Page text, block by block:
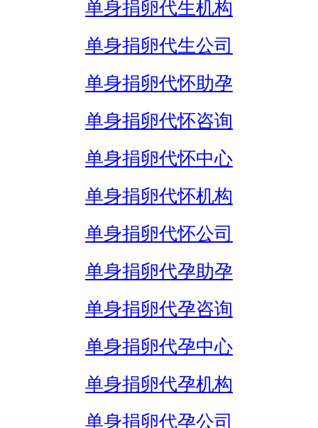
单身捐卵代生机构
单身捐卵代生公司
单身捐卵代怀助孕
单身捐卵代怀咨询
单身捐卵代怀中心
单身捐卵代怀机构
单身捐卵代怀公司
单身捐卵代孕助孕
单身捐卵代孕咨询
单身捐卵代孕中心
单身捐卵代孕机构
单身捐卵代孕公司